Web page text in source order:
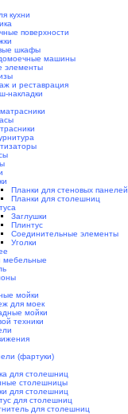
кухни
поверхности
шкафы
машины
элементы
и реставрация
накладки
Планки для стеновых панелей
Планки для столешниц
Заглушки
Плинтус
Соединительные элементы
Уголки
мебельные
мойки
для моек
мойки
техники
(фартуки)
для столешниц
столешницы
для столешниц
для столешниц
для столешниц